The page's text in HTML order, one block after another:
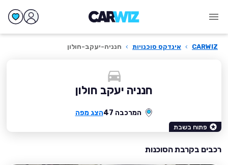
CARWIZ
› אינדקס סוכנויות › חנניה-יעקב-חולון
חנניה יעקב חולון
המרכבה 47 הצג מפה
פתוח בשבת
רכבים בקרבת הסוכנות